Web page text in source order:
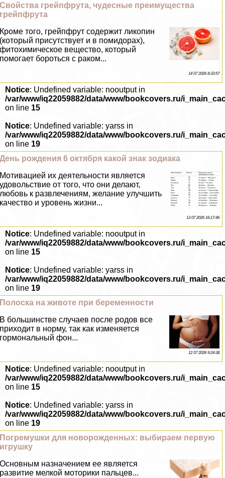
Свойства грейпфрута, чудесные преимущества
грейпфрута
Кроме того, грейпфрут содержит ликопин
(который присутствует и в помидорах),
фитохимическое вещество, который
помогает бороться с paком...
14 07 2026 8:33:57
Notice: Undefined variable: nooutput in
/var/www/iq22059882/data/www/bookcovers.ru/
on line 15
Notice: Undefined variable: yarss in
/var/www/iq22059882/data/www/bookcovers.ru/
on line 19
День рождения 6 октября какой знак зодиака
Мотивацией их деятельности является
удовольствие от того, что они делают,
любовь к развлечениям, желание улучшить
качество и уровень жизни...
13 07 2026 16:17:46
Notice: Undefined variable: nooutput in
/var/www/iq22059882/data/www/bookcovers.ru/
on line 15
Notice: Undefined variable: yarss in
/var/www/iq22059882/data/www/bookcovers.ru/
on line 19
Полоска на животе при беременности
В большинстве случаев после родов все
приходит в норму, так как изменяется
гормональный фон...
12 07 2026 9:24:38
Notice: Undefined variable: nooutput in
/var/www/iq22059882/data/www/bookcovers.ru/
on line 15
Notice: Undefined variable: yarss in
/var/www/iq22059882/data/www/bookcovers.ru/
on line 19
Погремушки для новорожденных: выбираем первую
игрушку
Основным назначением ее является
развитие мелкой моторики пальцев...